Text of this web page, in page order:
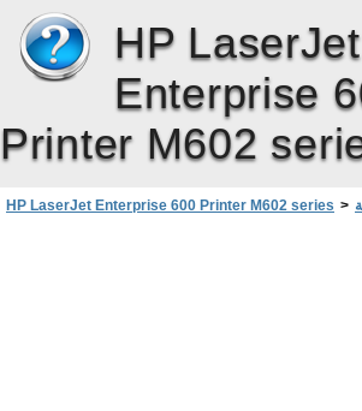
HP LaserJet
Enterprise
Printer M602
HP LaserJet Enterprise 600 Printer M602 series >